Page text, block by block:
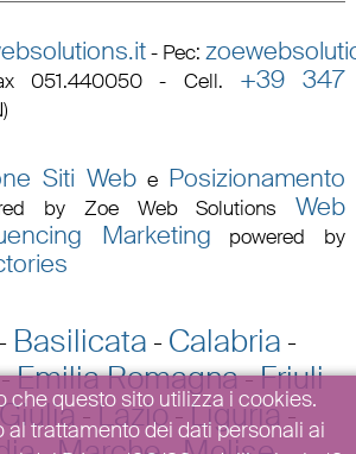
- Pec:
051.440050 - Cell. +39 347
Siti Web e Posizionamento
by Zoe Web SolutionsWeb
Marketing powered by
Basilicata - Calabria -
Emilia Romagna-Friuli
-Lazio-Liguria-
che questo sito utilizza i cookies.
al trattamento dei dati personali ai